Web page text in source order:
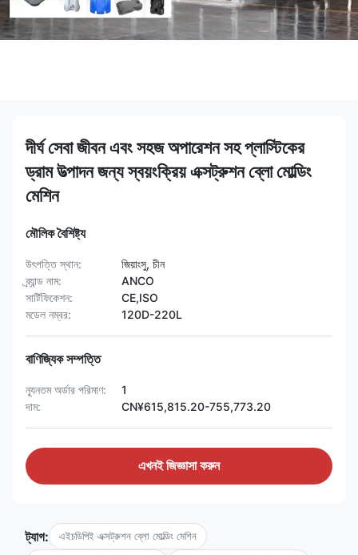
দীর্ঘ সেবা জীবন এবং সহজ অপারেশন সহ প্লাস্টিকের
ড্রাম উত্পাদন জন্য স্বয়ংক্রিয় এক্সট্রুশন ব্লো মোল্ডিং
মেশিন
মৌলিক বৈশিষ্ট্য
উৎপত্তি স্থান:
জিয়াংসু, চীন
ব্র্যান্ড নাম:
ANCO
সার্টিফিকেশন:
CE,ISO
মডেল নম্বর:
120D-220L
বাণিজ্যিক সম্পত্তি
ন্যূনতম অর্ডার পরিমাণ:
1
দাম:
CN¥615,815.20-755,773.20
এখনই জিজ্ঞাসা করুন
ট্যাগ: এইচডিপিই এক্সট্রুশন ব্লো মোল্ডিং মেশিন